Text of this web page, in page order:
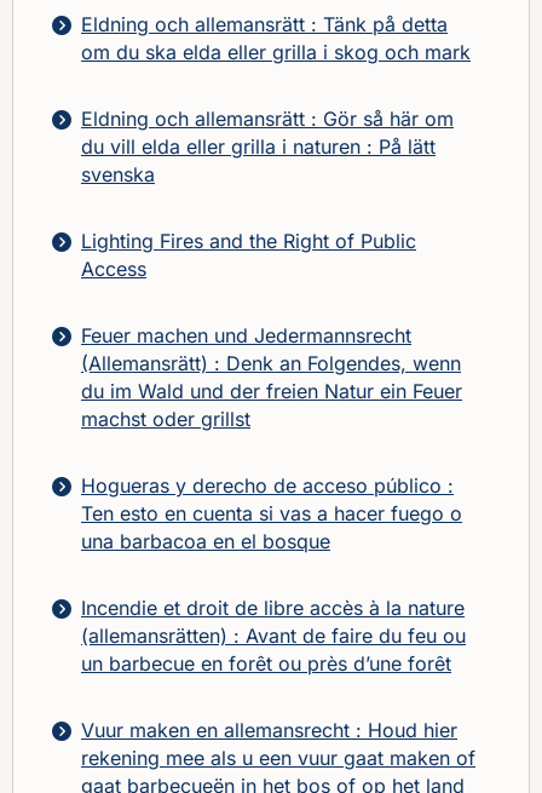
Eldning och allemansrätt : Tänk på detta
om du ska elda eller grilla i skog och mark
Eldning och allemansrätt : Gör så här om
du vill elda eller grilla i naturen : På lätt
svenska
Lighting Fires and the Right of Public
Access
Feuer machen und Jedermannsrecht
(Allemansrätt) : Denk an Folgendes, wenn
du im Wald und der freien Natur ein Feuer
machst oder grillst
Hogueras y derecho de acceso público :
Ten esto en cuenta si vas a hacer fuego o
una barbacoa en el bosque
Incendie et droit de libre accès à la nature
(allemansrätten) : Avant de faire du feu ou
un barbecue en forêt ou près d’une forêt
Vuur maken en allemansrecht : Houd hier
rekening mee als u een vuur gaat maken of
gaat barbecueën in het bos of op het land